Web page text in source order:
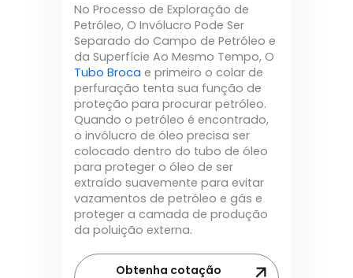
No Processo de Exploração de
Petróleo, O Invólucro Pode Ser
Separado do Campo de Petróleo e
da Superfície Ao Mesmo Tempo, O
Tubo Broca e primeiro o colar de
perfuração tenta sua função de
proteção para procurar petróleo.
Quando o petróleo é encontrado,
o invólucro de óleo precisa ser
colocado dentro do tubo de óleo
para proteger o óleo de ser
extraído suavemente para evitar
vazamentos de petróleo e gás e
proteger a camada de produção
da poluição externa.
Obtenha cotação